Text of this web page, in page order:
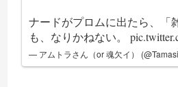
ナードがプロムに出たら、「
も、なりかねない。
— アムトラさん（or 魂欠イ）